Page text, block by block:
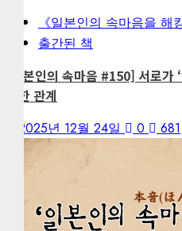
《일본인의 속마음을 해
출간된 책
[일본인의 속마음 #150] 서로가
정한 관계
2025년 12월 24일 0 681